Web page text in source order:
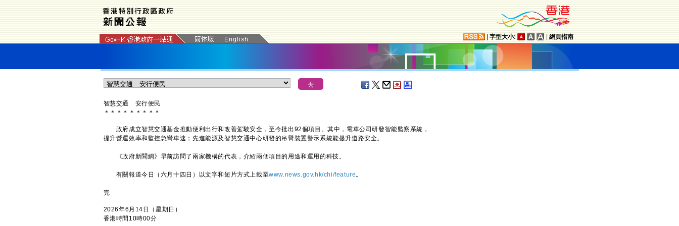
字型大小: 網頁指南
​智慧交通 安行便民
＊ ＊ ＊ ＊ ＊ ＊ ＊ ＊ ＊
政府成立智慧交通基金推動便利出行和改善駕駛安全，至今批出92個項目。其中，電車公司研發智能監察系統，
提升營運效率和監控急彎車速；先進能源及智慧交通中心研發的吊臂裝置警示系統能提升道路安全。
《政府新聞網》早前訪問了兩家機構的代表，介紹兩個項目的用途和運用的科技。
有關報道今日（六月十四日）以文字和短片方式上載至www.news.gov.hk/chi/feature。
完
2026年6月14日（星期日）
香港時間10時00分